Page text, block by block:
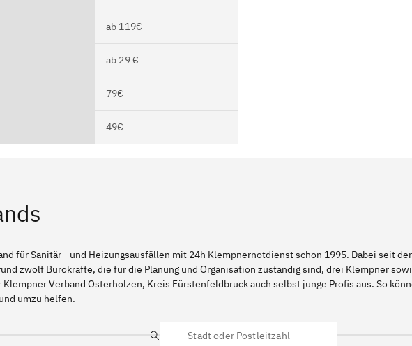
ab 119€
ab 29 €
79€
49€
für Sanitär - und Heizungsausfällen mit 24h Klempnernotdienst schon 1995. Dabei seit
zwölf Bürokräfte, die für die Planung und Organisation zuständig sind, drei Klempner
Verband Osterholzen, Kreis Fürstenfeldbruck auch selbst junge Profis aus. So
umzu helfen.
Suche